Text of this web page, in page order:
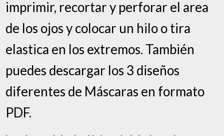
imprimir, recortar y perforar el area
de los ojos y colocar un hilo o tira
elastica en los extremos. También
puedes descargar los 3 diseños
diferentes de Máscaras en formato
PDF.